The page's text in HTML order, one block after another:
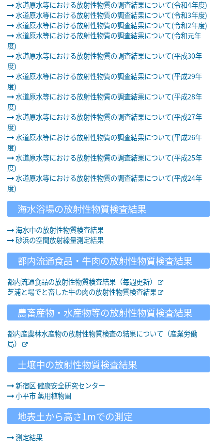
水道原水等における放射性物質の調査結果について(令和4年度)
水道原水等における放射性物質の調査結果について(令和3年度)
水道原水等における放射性物質の調査結果について(令和2年度)
水道原水等における放射性物質の調査結果について(令和元年
度)
水道原水等における放射性物質の調査結果について(平成30年
度)
水道原水等における放射性物質の調査結果について(平成29年
度)
水道原水等における放射性物質の調査結果について(平成28年
度)
水道原水等における放射性物質の調査結果について(平成27年
度)
水道原水等における放射性物質の調査結果について(平成26年
度)
水道原水等における放射性物質の調査結果について(平成25年
度)
水道原水等における放射性物質の調査結果について(平成24年
度)
海水浴場の放射性物質検査結果
海水中の放射性物質検査結果
砂浜の空間放射線量測定結果
都内流通食品・牛肉の放射性物質検査結果
都内流通食品の放射性物質検査結果（毎週更新）
芝浦と場でと畜した牛の肉の放射性物質検査結果
農畜産物・水産物等の放射性物質検査結果
都内産農林水産物の放射性物質検査の結果について（産業労働
局）
土壌中の放射性物質検査結果
新宿区 健康安全研究センター
小平市 薬用植物園
地表土から高さ1mでの測定
測定結果